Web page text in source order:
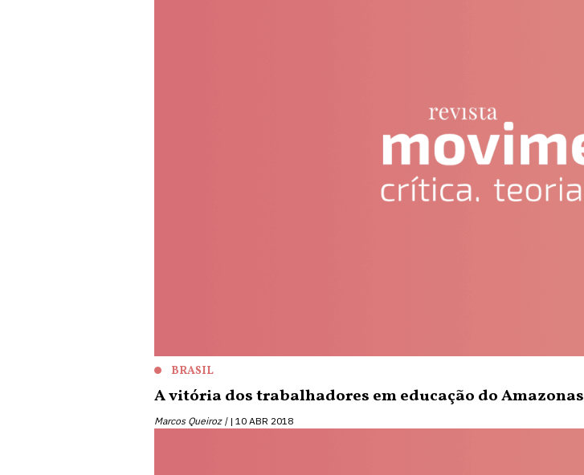
BRASIL
A vitória dos trabalhadores em educação do Amazonas
Marcos Queiroz | 10 ABR 2018